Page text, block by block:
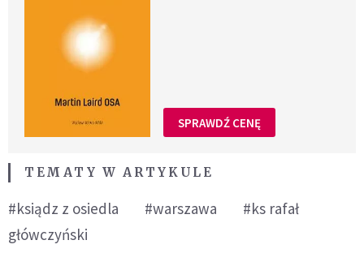
SPRAWDŹ CENĘ
TEMATY W ARTYKULE
#ksiądz z osiedla #warszawa
#ks rafał
główczyński